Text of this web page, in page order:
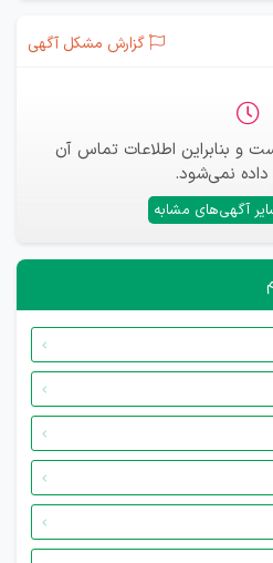
گزارش مشکل آگهی
و بنابراین اطلاعات تماس آن
نمی‌شود.
آگهی‌های مشابه